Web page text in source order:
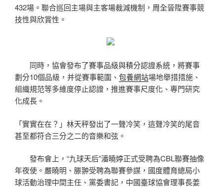
432場。聯合巡回主場與主客場裁減機制，周全晉陞賽事競
技性與欣賞性。
同時，協會發布了賽事品級與積分認證系統，將賽事
劃分10個品級，并從賽事範圍、 包養網站場地舉措措施、
組織規范等多維度停止認證，推進賽事尺度化、專門研究
化成長。
「實實在在？」林天秤發出了一聲冷笑，這聲冷笑的尾音
甚至都符合三分之二的音樂和弦。
發布會上，“九球天后”潘曉婷正式受聘為CBL聯賽抽像
年夜使。嚴曉明、滕翀受聘為聯賽參謀，國度體育總局小
球活動治理中間主任、黨委書記，中國臺球協會理事長姜